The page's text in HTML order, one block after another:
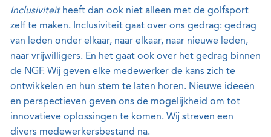
Inclusiviteitheeft dan ook niet alleen met de golfsport
zelf te maken. Inclusiviteit gaat over ons gedrag: gedrag
van leden onder elkaar, naar elkaar, naar nieuwe leden,
naar vrijwilligers. En het gaat ook over het gedrag binnen
de NGF. Wij geven elke medewerker de kans zich te
ontwikkelen en hun stem te laten horen. Nieuwe ideeën
en perspectieven geven ons de mogelijkheid om tot
innovatieve oplossingen te komen. Wij streven een
divers medewerkersbestand na.